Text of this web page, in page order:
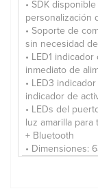
• SDK
personalización
• Soporte de
sin necesidad
• LED1
inmediato de
• LED3
indicador de
• LEDs del
luz amarilla
+ Bluetooth
• Dimensiones: